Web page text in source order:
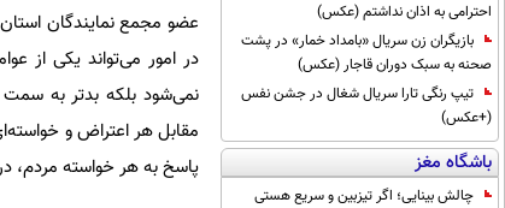
احترامی به اذان نداشتم (عکس)
بازیگران زن سریال «بامداد خمار» در پشت
صحنه به سبک دوران قاجار (عکس)
تیپ رنگی تارا سریال شغال در جشن نفس
(+عکس)
باشگاه مغز
چالش بینایی؛ اگر تیزبین و سریع هستی
عضو مجمع نمایندگان
در امور می‌تواند یکی از
نمی‌شود بلکه بدتر به
مقابل هر اعتراض و
پاسخ به هر خواسته مردم،